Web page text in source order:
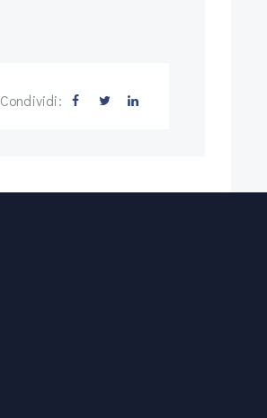
Condividi: